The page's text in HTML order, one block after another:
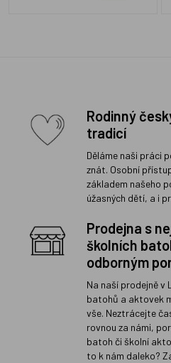
Rodinný
tradicí
Děláme naši práci
znát. Osobní
základem našeho
úžasných dětí, a i
Prodejna s
školních
odborným
Na naší prodejně v
batohů a aktovek
vše. Neztrácejte
rovnou za námi,
batoh či školní
to k nám daleko?